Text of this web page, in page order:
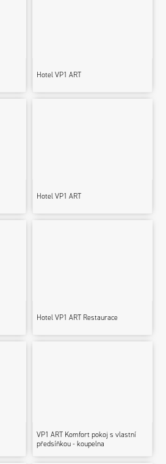
Hotel VP1 ART
Hotel VP1 ART
Hotel VP1 ART Restaurace
VP1 ART Komfort pokoj s vlastní
předsíňkou - koupelna